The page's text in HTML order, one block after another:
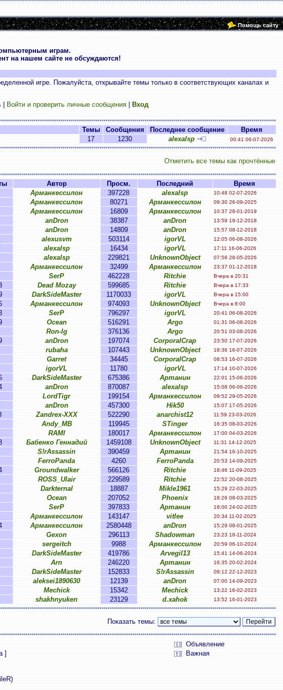
Помощь сайту
играм.
на нашем сайте не обсуждаются!
игре. Пожалуйста, открывайте темы только в соответствующих каналах и
| Войти и проверить личные сообщения| Вход
Темы Сообщения Последнее сообщение
Время
17 1230 alexalsp 00:41 06-07-2026
Отметить все темы как прочтённые
Автор Просм. Последний
Время
Арманкессилон 397228 alexalsp 10:48 02-07-2026
Арманкессилон 80271 Арманкессилон 09:30 26-09-2025
Арманкессилон 16809 Арманкессилон 10:37 28-01-2019
anDron 38387 anDron 13:59 19-12-2018
anDron 14809 anDron 15:57 08-12-2018
alexusvm 503114 igorVL 12:05 06-08-2026
alexalsp 16434 igorVL 17:11 16-06-2026
alexalsp 229821 UnknownObject 07:56 28-05-2026
Арманкессилон 32499 Арманкессилон 23:37 01-12-2018
SerP 462228 Ritchie Вчера в 20:31
Dead Mozay 599685 Ritchie Вчера в 17:33
DarkSideMaster 1170033 igorVL Вчера в 15:00
Арманкессилон 974093 UnknownObject Вчера в 8:00
SerP 796297 igorVL 20:41 06-08-2026
Ocean 516291 Argo 01:31 06-08-2026
Ron-lg 376136 Argo 20:51 03-08-2026
anDron 197074 CorporalCrap 23:50 17-07-2026
rubaha 107443 UnknownObject 18:36 16-07-2026
Garret 34445 CorporalCrap 08:53 16-07-2026
igorVL 11780 igorVL 17:14 10-07-2026
DarkSideMaster 675386 Артанин 22:01 15-06-2026
anDron 870087 alexalsp 15:08 06-06-2026
LordTigr 199154 Арманкессилон 09:52 29-05-2026
anDron 457300 Hik50 15:07 17-05-2026
Zandrex-XXX 522290 anarchist12 11:59 23-03-2026
Andy_MB 119945 STinger 16:35 08-03-2026
RAMI 180017 Арманкессилон 17:00 04-03-2026
Бабенко Геннадий 1459108 UnknownObject 11:31 14-12-2025
S!rAssassin 390459 Артанин 21:54 16-10-2025
FerroPanda 4260 FerroPanda 20:53 14-09-2025
Groundwalker 566126 Ritchie 18:46 11-09-2025
ROSS_Ulair 229589 Ritchie 22:52 20-08-2025
Darkternal 18887 Mikle1961 15:29 22-03-2025
Ocean 207052 Phoenix 18:26 08-03-2025
SerP 397833 Артанин 18:00 24-02-2025
Арманкессилон 143147 vitlee 20:34 11-02-2025
Арманкессилон 2580448 anDron 15:29 08-01-2025
Gexon 296113 Shadowman 23:23 18-11-2024
sergeitch 9988 Арманкессилон 20:59 06-10-2024
DarkSideMaster 419786 Arvegil13 15:41 14-06-2024
Arn 246220 Артанин 16:35 20-02-2024
DarkSideMaster 152833 S!rAssassin 09:12 22-12-2023
aleksei1890630 12139 anDron 07:00 14-09-2023
Mechick 15342 Mechick 13:22 16-02-2023
shakhnyuken 23129 d.xahok 13:52 16-01-2023
Показать темы:
Объявление
]
Важная